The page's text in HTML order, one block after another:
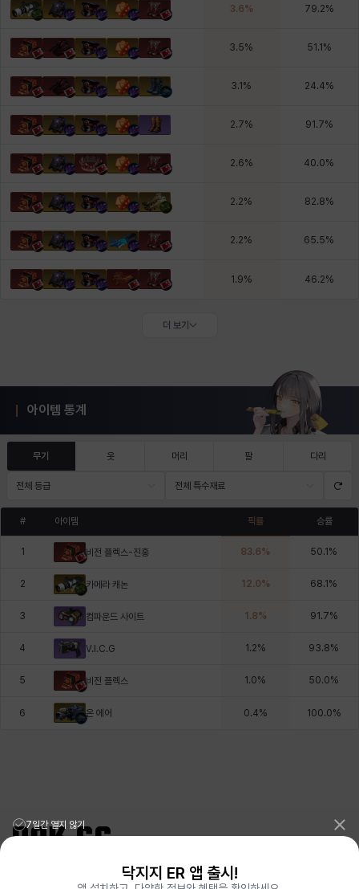
3.6% 79.2%
3.5% 51.1 %
3.1 % 24.4%
2.7% 91.7%
2.6% 40.0%
2.2% 82.8%
2.2% 65.5%
1.9% 46.2%
더 보기
아이템 통계
무기 옷 머리 팔 다리
전체 등급 전체 특수재료
# 아이템 픽률 승률
1 비전 플렉스-진홍 83.6% 50.1 %
2 카메라 캐논 12.0% 68.1 %
3 컴파운드 사이트 1.8% 91.7%
4 V.I.C.G 1.2% 93.8%
5 비전 플렉스 1.0% 50.0%
6 온 에어 0.4% 100.0%
리그오브레전드 전적검색 포로지지PORO.GG
7일간 열지 않기
닥지지 ER 앱 출시!